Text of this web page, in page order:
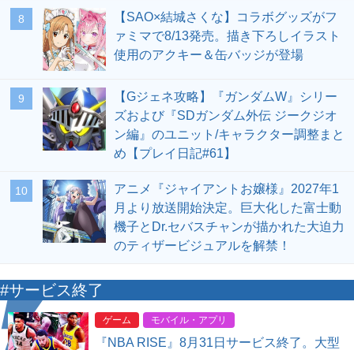
8
【SAO×結城さくな】コラボグッズがフ
ァミマで8/13発売。描き下ろしイラスト
使用のアクキー＆缶バッジが登場
9
【Gジェネ攻略】『ガンダムW』シリー
ズおよび『SDガンダム外伝 ジークジオ
ン編』のユニット/キャラクター調整まと
め【プレイ日記#61】
10
アニメ『ジャイアントお嬢様』2027年1
月より放送開始決定。巨大化した富士動
機子とDr.セバスチャンが描かれた大迫力
のティザービジュアルを解禁！
#サービス終了
ゲーム モバイル・アプリ
『NBA RISE』8月31日サービス終了。大型